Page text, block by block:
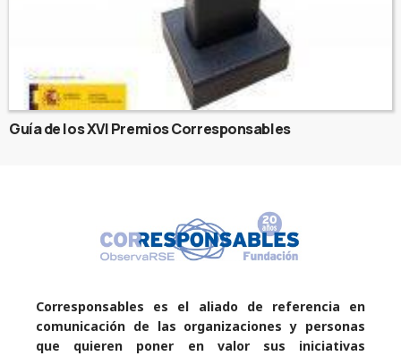
Guía de los XVI Premios Corresponsables
Corresponsables es el aliado de referencia en
comunicación de las organizaciones y personas
que quieren poner en valor sus iniciativas